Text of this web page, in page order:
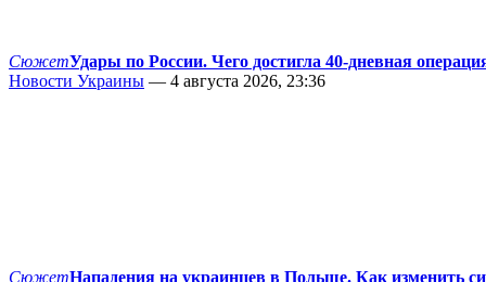
СюжетУдары по России. Чего достигла 40-дневная
Новости Украины — 4 августа 2026, 23:36
СюжетНападения на украинцев в Польше. Как изменить